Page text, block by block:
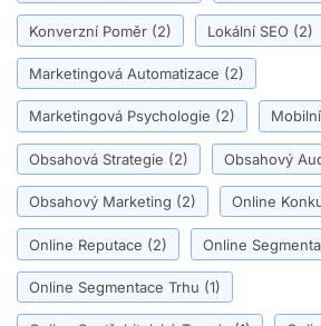
Konverzní Poměr (2) Lokální SEO (2)
Marketingová Automatizace (2)
Marketingová Psychologie (2)
Obsahová Strategie (2) Obsahový
Obsahový Marketing (2) Online
Online Reputace (2) Online
Online Segmentace Trhu (1)